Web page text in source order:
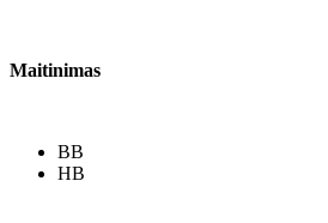
Maitinimas
BB
HB